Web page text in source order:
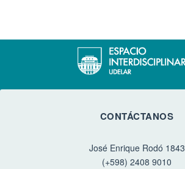
CONTÁCTANOS
José Enrique Rodó 1843
(+598) 2408 9010